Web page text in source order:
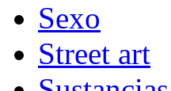
Sexo
Street art